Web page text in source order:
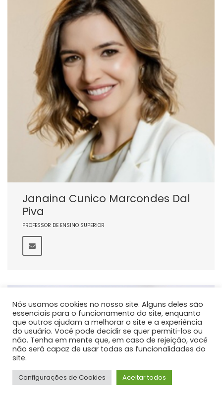
Janaina Cunico Marcondes Dal
Piva
PROFESSOR DE ENSINO SUPERIOR
Nós usamos cookies no nosso site. Alguns deles são
essenciais para o funcionamento do site, enquanto
que outros ajudam a melhorar o site e a experiência
do usuário. Você pode decidir se quer permiti-los ou
não. Tenha em mente que, em caso de rejeição, você
não será capaz de usar todas as funcionalidades do
site.
Configurações de Cookies Aceitar todos